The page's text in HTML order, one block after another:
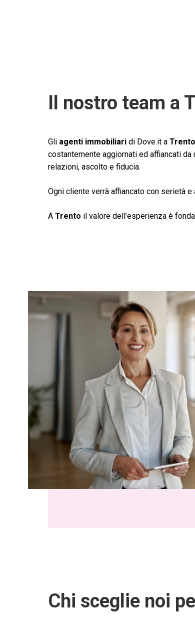
Il nostro team a
Gli agenti immobiliari di Dove.it a Trento
costantemente aggiornati ed affiancati
relazioni, ascolto e fiducia.
Ogni cliente verrà affiancato con serietà
A Trento il valore dell’esperienza è
Chi sceglie noi